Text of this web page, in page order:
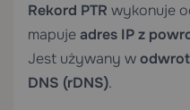
Rekord PTR wykonuje
mapujeadres IP z
Jest używany w
DNS (rDNS).